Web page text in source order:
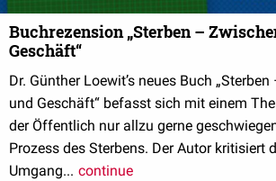
Buchrezension „Sterben –
Geschäft“
Dr. Günther Loewit’s neues Buch
und Geschäft“ befasst sich mit einem
der Öffentlich nur allzu gerne
Prozess des Sterbens. Der Autor kritisiert
Umgang... continue